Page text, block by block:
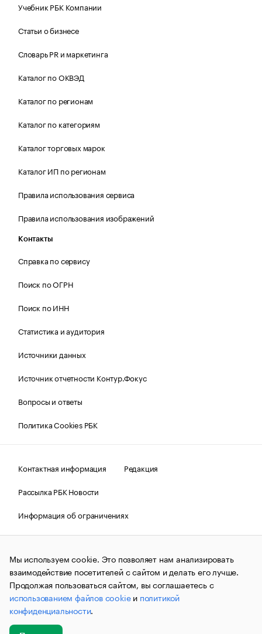
Учебник РБК Компании
Статьи о бизнесе
Словарь PR и маркетинга
Каталог по ОКВЭД
Каталог по регионам
Каталог по категориям
Каталог торговых марок
Каталог ИП по регионам
Правила использования сервиса
Правила использования изображений
Контакты
Справка по сервису
Поиск по ОГРН
Поиск по ИНН
Статистика и аудитория
Источники данных
Источник отчетности Контур.Фокус
Вопросы и ответы
Политика Cookies РБК
Контактная информация
Редакция
Рассылка РБК Новости
Информация об ограничениях
Правовая информация
О соблюдении авторских прав
© АО «РОСБИЗНЕСКОНСАЛТИНГ»,1995–2026.Сообщения
и материалы информационного агентства «РБК»
(зарегистрировано Федеральной службой по надзору в сфере
связи, информационных технологий и массовых
коммуникаций (Роскомнадзор) 09.12.2015 за номером ИА
№ФС77-63848) сопровождаются пометкой «РБК». Отдельные
публикации могут содержать информацию,
не предназначенную для пользователей
Мы используем cookie. Это позволяет нам анализировать
взаимодействие посетителей с сайтом и делать его лучше.
Продолжая пользоваться сайтом, вы соглашаетесь с
использованием файлов cookieи политикой
конфиденциальности.